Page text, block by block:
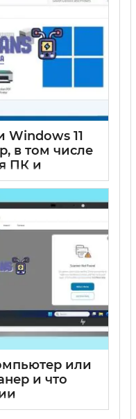
Windows 11
в том числе
ПК и
или
и что